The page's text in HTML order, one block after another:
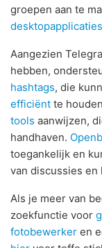
groepen aan te
desktopapplicaties
Aangezien
hebben,
hashtags, die
efficiënt te
tools aanwijzen,
handhaven.
toegankelijk en
van discussies en
Als je meer van
zoekfunctie voor
fotobewerker en